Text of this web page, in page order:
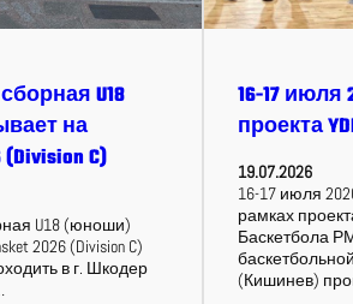
U18
на
(Division C)
U18 (юноши)
2026 (Division C)
в г. Шкодер
16-17 июля
проекта
19.07.2026
16-17 июля
рамках
Баскетбола
(Кишинев)